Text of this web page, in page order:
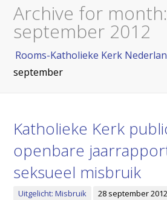
Archive for month:
september 2012
Rooms-Katholieke Kerk
september
Katholieke Kerk
openbare
seksueel misbruik
Uitgelicht: Misbruik 28 september 2012